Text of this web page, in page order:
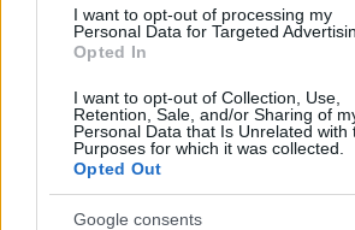
I want to opt-out of processing my
Personal Data for Targeted
Opted In
I want to opt-out of Collection, Use,
Retention, Sale, and/or Sharing of
Personal Data that Is Unrelated with
Purposes for which it was collected.
Opted Out
Google consents
Ragasztópisztoly
lángcsóvás hajtányt, a képsor
Ha szükséges, a palackokat
vel. A lángnyelveket színes
és ragasztópisztollyal rögzítsétek a